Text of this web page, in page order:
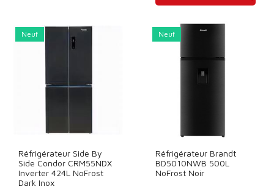
Neuf
Réfrigérateur Side By
Side Condor CRM55NDX
Inverter 424L NoFrost
Dark Inox
Neuf
Réfrigérateur Brandt
BD5010NWB 500L
NoFrost Noir